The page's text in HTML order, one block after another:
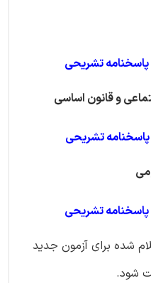
و قانون اساسی
شده برای آزمون جدید
شود.